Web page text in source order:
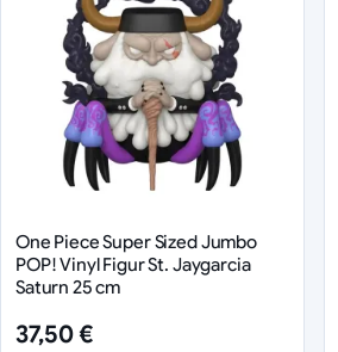
One Piece Super Sized Jumbo
POP! Vinyl Figur St. Jaygarcia
Saturn 25 cm
37,50 €